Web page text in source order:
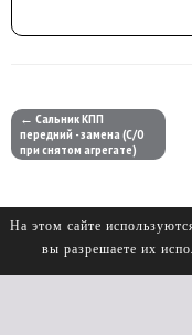
← Сальник КПП
передний - замена (С/О
при снятом агрегате)
На этом сайте
вы разрешаете их